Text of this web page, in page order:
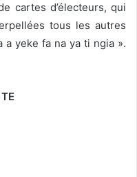
cartes d’électeurs, qui
tous les autres
a yeke fa na ya ti ngia ».